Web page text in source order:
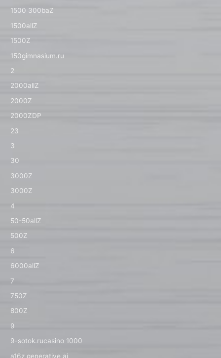
1500 300baZ
1500allZ
1500Z
150gimnasium.ru
2
2000allZ
2000Z
2000ZDP
23
3
30
3000Z
3000Z
4
50-50allZ
500Z
6
6000allZ
7
750Z
800Z
9
9-sotok.rucasino 1000
a16z generative ai